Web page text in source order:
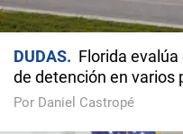
DUDAS
Florida
de detención en varios
Por Daniel Castropé